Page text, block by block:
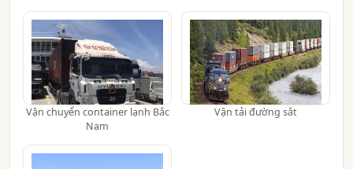
Vận chuyển container lạnh Bắc
Nam
Vận tải đường sắt